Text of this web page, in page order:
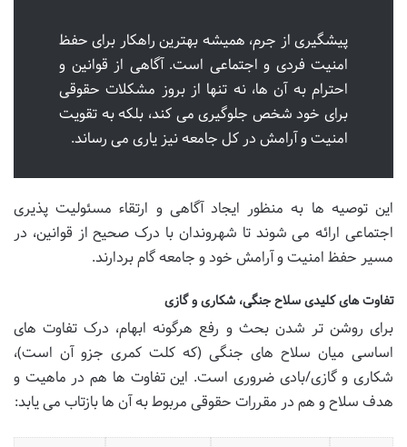
پیشگیری از جرم، همیشه بهترین راهکار برای حفظ
امنیت فردی و اجتماعی است. آگاهی از قوانین و
احترام به آن ها، نه تنها از بروز مشکلات حقوقی
برای خود شخص جلوگیری می کند، بلکه به تقویت
امنیت و آرامش در کل جامعه نیز یاری می رساند.
این توصیه ها به منظور ایجاد آگاهی و ارتقاء مسئولیت پذیری
اجتماعی ارائه می شوند تا شهروندان با درک صحیح از قوانین، در
مسیر حفظ امنیت و آرامش خود و جامعه گام بردارند.
تفاوت های کلیدی سلاح جنگی، شکاری و گازی
برای روشن تر شدن بحث و رفع هرگونه ابهام، درک تفاوت های
اساسی میان سلاح های جنگی (که کلت کمری جزو آن است)،
شکاری و گازی/بادی ضروری است. این تفاوت ها هم در ماهیت و
هدف سلاح و هم در مقررات حقوقی مربوط به آن ها بازتاب می یابد: